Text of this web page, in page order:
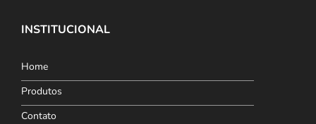
INSTITUCIONAL
Home
Produtos
Contato